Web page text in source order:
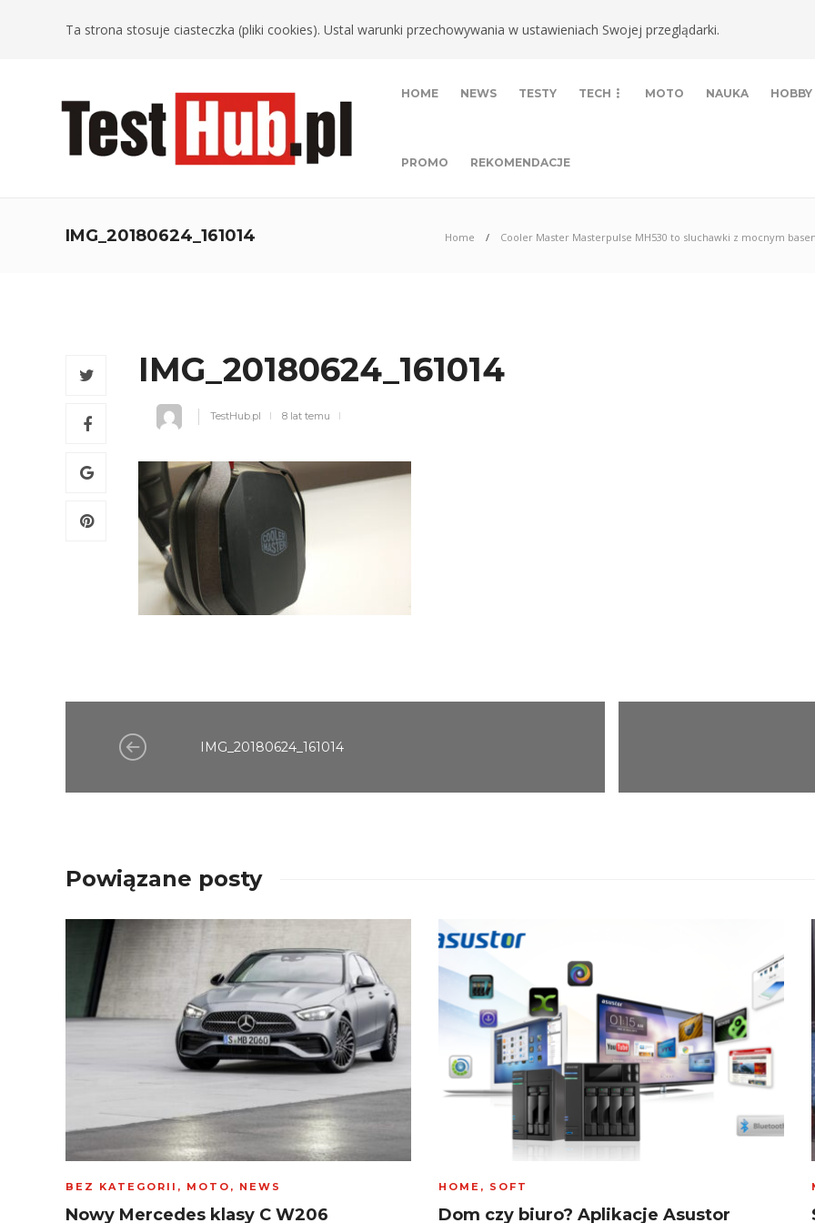
Ta strona stosuje ciasteczka (pliki cookies). Ustal warunki przechowywania w ustawieniach Swojej przeglądarki.
HOME NEWS TESTY TECH MOTO NAUKA HOBBY
PROMO REKOMENDACJE
IMG_20180624_161014 Home Cooler Master Masterpulse MH530 to sluchawki z mocnym
IMG_20180624_161014
TestHub.pl 8 lat temu
IMG_20180624_161014
Powiązane posty
BEZ KATEGORII , MOTO , NEWS
Nowy Mercedes klasy C W206
HOME , SOFT
Dom czy biuro? Aplikacje Asustor